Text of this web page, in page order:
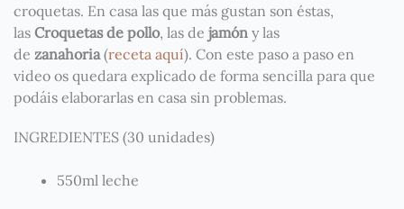
croquetas. En casa las que más gustan son éstas,
las Croquetas de pollo, las de jamón y las
de zanahoria (receta aquí). Con este paso a paso en
video os quedara explicado de forma sencilla para que
podáis elaborarlas en casa sin problemas.
INGREDIENTES (30 unidades)
550ml leche